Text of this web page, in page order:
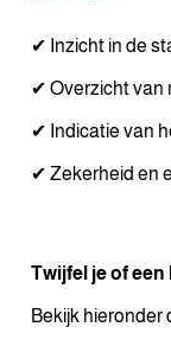
✔ Inzicht in de
✔ Overzicht van
✔ Indicatie van
✔ Zekerheid en
Twijfel je of
Bekijk hieronder